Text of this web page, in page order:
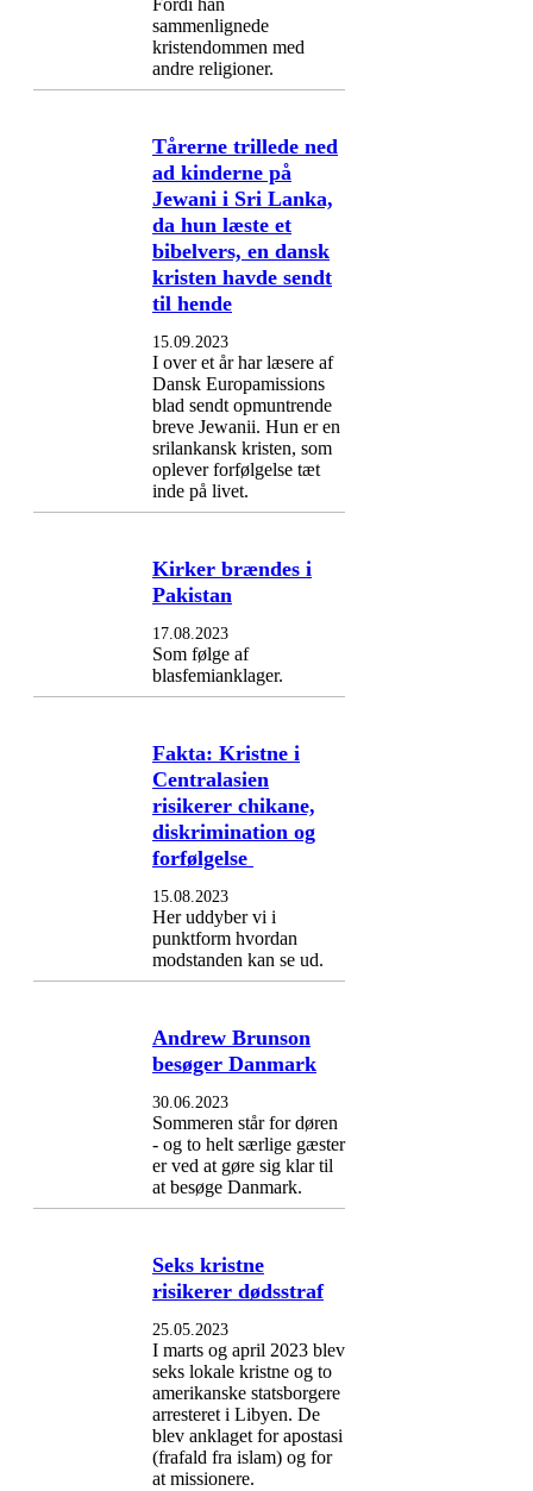
Fordi han
sammenlignede
kristendommen med
andre religioner.
Tårerne trillede ned
ad kinderne på
Jewani i Sri Lanka,
da hun læste et
bibelvers, en dansk
kristen havde sendt
til hende
15.09.2023
I over et år har læsere af
Dansk Europamissions
blad sendt opmuntrende
breve Jewanii. Hun er en
srilankansk kristen, som
oplever forfølgelse tæt
inde på livet.
Kirker brændes i
Pakistan
17.08.2023
Som følge af
blasfemianklager.
Fakta: Kristne i
Centralasien
risikerer chikane,
diskrimination og
forfølgelse
15.08.2023
Her uddyber vi i
punktform hvordan
modstanden kan se ud.
Andrew Brunson
besøger Danmark
30.06.2023
Sommeren står for døren
- og to helt særlige gæster
er ved at gøre sig klar til
at besøge Danmark.
Seks kristne
risikerer dødsstraf
25.05.2023
I marts og april 2023 blev
seks lokale kristne og to
amerikanske statsborgere
arresteret i Libyen. De
blev anklaget for apostasi
(frafald fra islam) og for
at missionere.